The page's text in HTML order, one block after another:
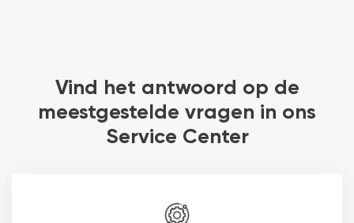
Vind het antwoord op de
meestgestelde vragen in ons
Service Center